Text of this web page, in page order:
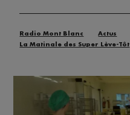
Radio Mont Blanc Actus
La Matinale des Super Lève-Tôt